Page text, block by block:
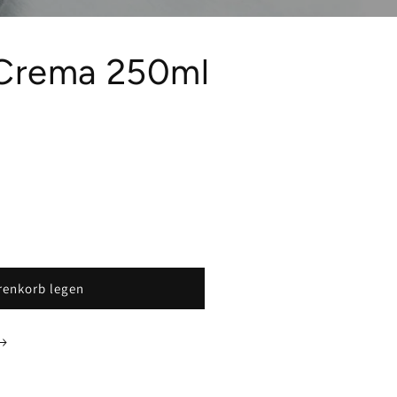
250ml
legen